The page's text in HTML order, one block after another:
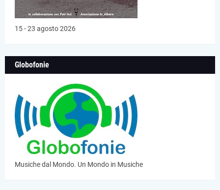
15 - 23 agosto 2026
Globofonie
Musiche dal Mondo. Un Mondo in Musiche